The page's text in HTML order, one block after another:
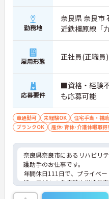
勤務地
奈良県 奈良市
近鉄橿原線「
雇用形態 正社員(正職員)
応募要件
■資格・経験
も応募可能
車通勤可 未経験OK 住宅手当・補助
ブランクOK
産休･育休･介護休暇取得
奈良県奈良市にあるリハビリ
護助手のお仕事です。
年間休日111日で、プライベ
境。子どもの急病時や学校行
子育て中の方も安心♪